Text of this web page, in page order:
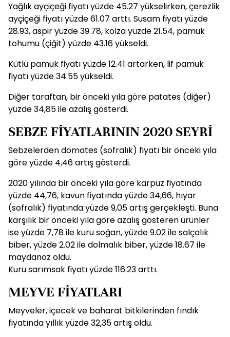
Yağlık ayçiçeği fiyatı yüzde 45.27 yükselirken, çerezlik
ayçiçeği fiyatı yüzde 61.07 arttı. Susam fiyatı yüzde
28.93, aspir yüzde 39.78, kolza yüzde 21.54, pamuk
tohumu (çiğit) yüzde 43.16 yükseldi.
Kütlü pamuk fiyatı yüzde 12.41 artarken, lif pamuk
fiyatı yüzde 34.55 yükseldi.
Diğer taraftan, bir önceki yıla göre patates (diğer)
yüzde 34,85 ile azalış gösterdi.
SEBZE FİYATLARININ 2020 SEYRİ
Sebzelerden domates (sofralık) fiyatı bir önceki yıla
göre yüzde 4,46 artış gösterdi.
2020 yılında bir önceki yıla göre karpuz fiyatında
yüzde 44,76, kavun fiyatında yüzde 34,66, hıyar
(sofralık) fiyatında yüzde 9,05 artış gerçekleşti. Buna
karşılık bir önceki yıla göre azalış gösteren ürünler
ise yüzde 7,78 ile kuru soğan, yüzde 9.02 ile salçalık
biber, yüzde 2.02 ile dolmalık biber, yüzde 18.67 ile
maydanoz oldu.
Kuru sarımsak fiyatı yüzde 116.23 arttı.
MEYVE FİYATLARI
Meyveler, içecek ve baharat bitkilerinden fındık
fiyatında yıllık yüzde 32,35 artış oldu.